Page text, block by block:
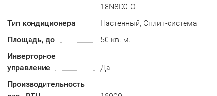
18N8D0-O
Тип кондиционера
Настенный, Сплит-система
Площадь, до
50 кв. м.
Инверторное
управление
Да
Производительность